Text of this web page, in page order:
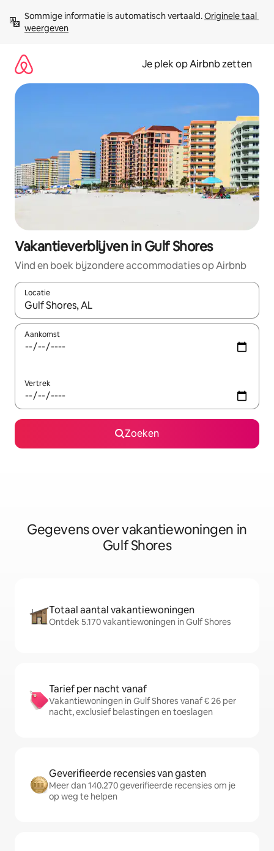
direct
naar
Sommige informatie is automatisch vertaald. Originele taal
weergeven
Je plek op Airbnb zetten
Vakantieverblijven in Gulf Shores
Vind en boek bijzondere accommodaties op Airbnb
Locatie
Wanneer er resultaten beschikbaar zijn, maak je een keuze
Aankomst
Vertrek
Zoeken
Gegevens over vakantiewoningen in
Gulf Shores
Totaal aantal vakantiewoningen
Ontdek 5.170 vakantiewoningen in Gulf Shores
Tarief per nacht vanaf
Vakantiewoningen in Gulf Shores vanaf € 26 per
nacht, exclusief belastingen en toeslagen
Geverifieerde recensies van gasten
Meer dan 140.270 geverifieerde recensies om je
op weg te helpen